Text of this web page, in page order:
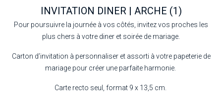
INVITATION DINER | ARCHE (1)
Pour poursuivre la journée à vos côtés, invitez vos proches les
plus chers à votre diner et soirée de mariage.
Carton d’invitation à personnaliser et assorti à votre papeterie de
mariage pour créer une parfaite harmonie.
Carte recto seul, format 9 x 13,5 cm.